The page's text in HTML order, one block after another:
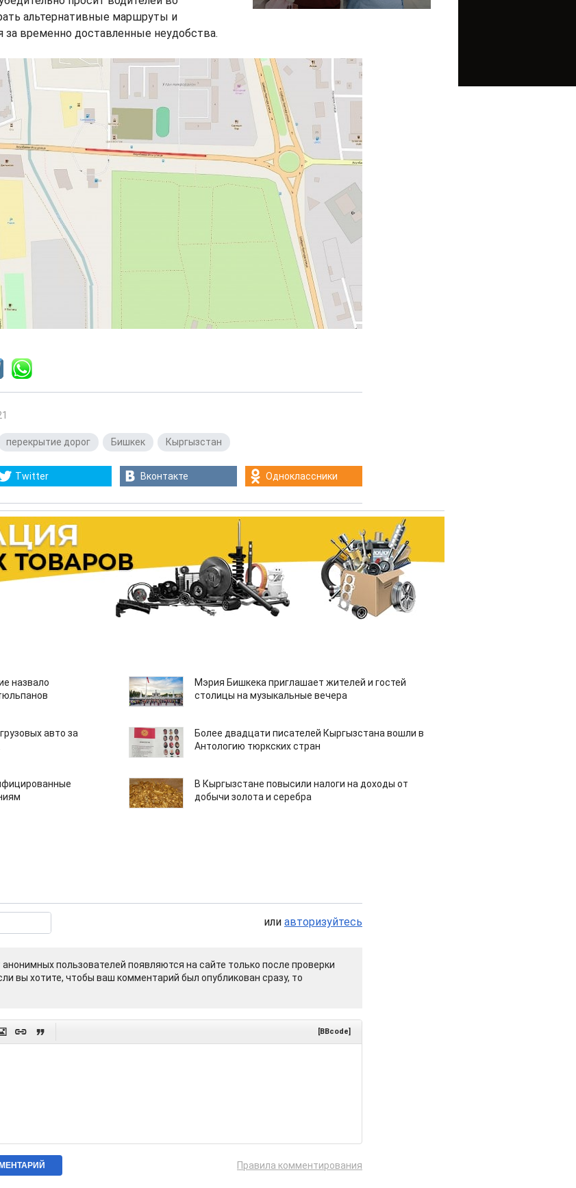
альтернативные маршруты и
за временно доставленные неудобства.
перекрытие дорог Бишкек Кыргызстан
Twitter Вконтакте Одноклассники
назвало
Мэрия Бишкека приглашает жителей и гостей
столицы на музыкальные вечера
авто за
Более двадцати писателей Кыргызстана вошли в
Антологию тюркских стран
В Кыргызстане повысили налоги на доходы от
добычи золота и серебра
или авторизуйтесь
пользователей появляются на сайте только после проверки
вы хотите, чтобы ваш комментарий был опубликован сразу, то
  [BBcode]
Правила комментирования